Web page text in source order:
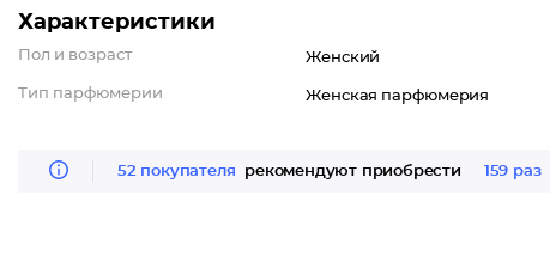
Характеристики
Пол и возраст Женский
Тип парфюмерии Женская парфюмерия
52 покупателя рекомендуют приобрести 159 раз